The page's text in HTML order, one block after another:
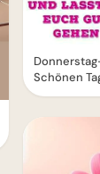
Schönen